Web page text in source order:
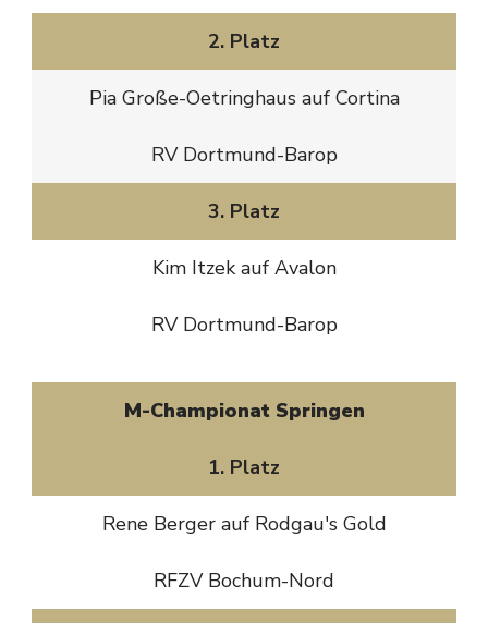
2. Platz
Pia Große-Oetringhaus auf Cortina
RV Dortmund-Barop
3. Platz
Kim Itzek auf Avalon
RV Dortmund-Barop
M-Championat Springen
1. Platz
Rene Berger auf Rodgau's Gold
RFZV Bochum-Nord